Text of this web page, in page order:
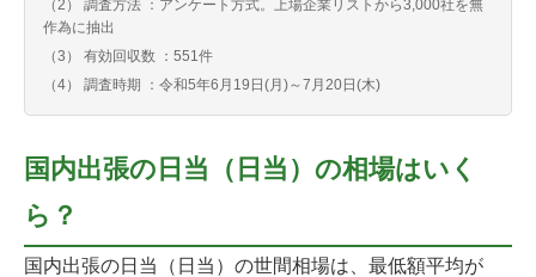
（2） 調査方法 ：アンケート方式。上場企業リストから3,000社を無
作為に抽出
（3） 有効回収数 ：551件
（4） 調査時期 ：令和5年6月19日(月)～7月20日(木)
国内出張の日当（日当）の相場はいく
ら？
国内出張の日当（日当）の世間相場は、最低額平均が